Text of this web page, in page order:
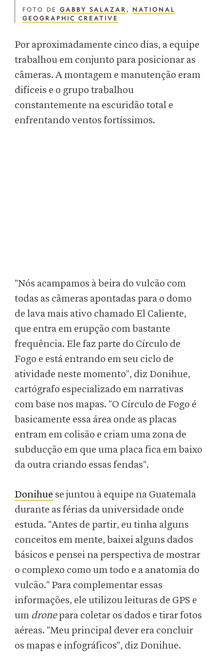
FOTO DE GABBY SALAZAR , NATIONAL
GEOGRAPHIC CREATIVE
Por aproximadamente cinco dias, a equipe
trabalhou em conjunto para posicionar as
câmeras. A montagem e manutenção eram
difíceis e o grupo trabalhou
constantemente na escuridão total e
enfrentando ventos fortíssimos.
"Nós acampamos à beira do vulcão com
todas as câmeras apontadas para o domo
de lava mais ativo chamado El Caliente,
que entra em erupção com bastante
frequência. Ele faz parte do Círculo de
Fogo e está entrando em seu ciclo de
atividade neste momento", diz Donihue,
cartógrafo especializado em narrativas
com base nos mapas. "O Círculo de Fogo é
basicamente essa área onde as placas
entram em colisão e criam uma zona de
subducção em que uma placa fica em baixo
da outra criando essas fendas".
Donihue se juntou à equipe na Guatemala
durante as férias da universidade onde
estuda. "Antes de partir, eu tinha alguns
conceitos em mente, baixei alguns dados
básicos e pensei na perspectiva de mostrar
o complexo como um todo e a anatomia do
vulcão." Para complementar essas
informações, ele utilizou leituras de GPS e
um dronepara coletar os dados e tirar fotos
aéreas. "Meu principal dever era concluir
os mapas e infográficos", diz Donihue.